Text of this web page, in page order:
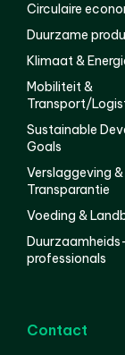
Circulaire
Duurzame
Klimaat &
Mobiliteit &
Transport/
Sustainable
Goals
Verslaggeving &
Transparantie
Voeding &
professionals
Contact